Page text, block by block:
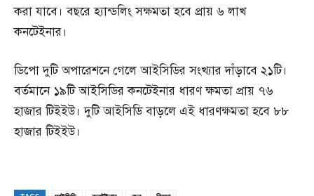
করা যাবে। বছরে হ্যান্ডলিং সক্ষমতা হবে প্রায় ৬ লাখ
কনটেইনার।
ডিপো দুটি অপারেশনে গেলে আইসিডির সংখ্যার দাঁড়াবে ২১টি।
বর্তমানে ১৯টি আইসিডির কনটেইনার ধারণ ক্ষমতা প্রায় ৭৬
হাজার টিইইউ। দুটি আইসিডি বাড়লে এই ধারণক্ষমতা হবে ৮৮
হাজার টিইইউ।